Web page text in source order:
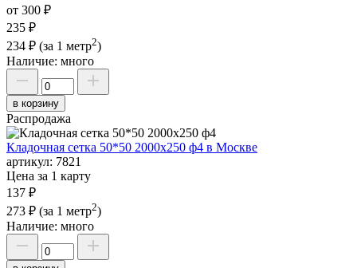
от 300 ₽
235 ₽
234 ₽ (за 1 метр2)
Наличие: много
в корзину
Распродажа
Кладочная сетка 50*50 2000х250 ф4 в Москве
артикул: 7821
Цена за 1 карту
137 ₽
273 ₽ (за 1 метр2)
Наличие: много